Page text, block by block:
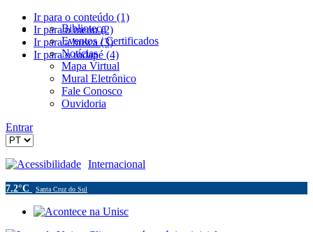
Ir para o conteúdo (1)
Ir para o menu (2)
Ir para a busca (3)
Ir para o rodapé (4)
Biblioteca
Eventos / Certificados
Notícias
Mapa Virtual
Mural Eletrônico
Fale Conosco
Ouvidoria
Entrar
Acessibilidade Internacional
7.2°C Santa Cruz do Sul